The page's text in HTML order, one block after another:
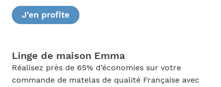
J’en profite
Linge de maison Emma
Réalisez près de 65% d’économies sur votre
commande de matelas de qualité Française avec